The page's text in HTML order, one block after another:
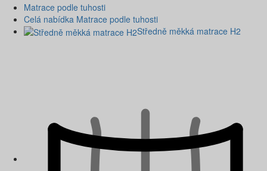
Matrace podle tuhosti
Celá nabídka Matrace podle tuhosti
Středně měkká matrace H2